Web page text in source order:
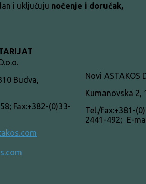
i uključuju noćenje i doručak,
Budva,
Fax:+382-(0)33-
Novi ASTAKOS
Kumanovska 2,
Tel./fax:+381-
2441-492; E-